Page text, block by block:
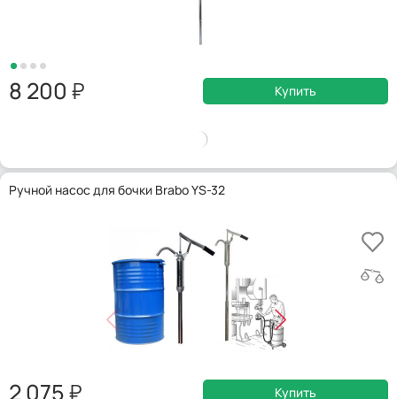
8 200 Купить
Ручной насос для бочки Brabo YS-32
2 075 Купить